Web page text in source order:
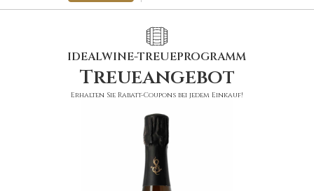
IDEALWINE-TREUEPROGRAMM
Treueangebot
Erhalten Sie Rabatt-Coupons bei jedem Einkauf!